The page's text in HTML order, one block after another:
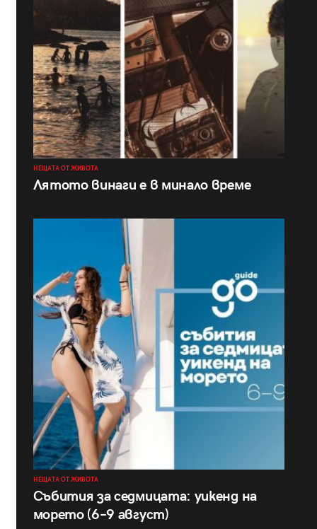
НЕЩАТА ОТ ЖИВОТА
Лятото винаги е в минало време
НЕЩАТА ОТ ЖИВОТА
Събития за седмицата: уикенд на
морето (6–9 август)